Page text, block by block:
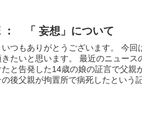
： 「 妄想」について
いつもありがとうございます。 今回
きたいと思います。 最近のニュース
と告発した14歳の娘の証言で父親
後父親が拘置所で病死したという